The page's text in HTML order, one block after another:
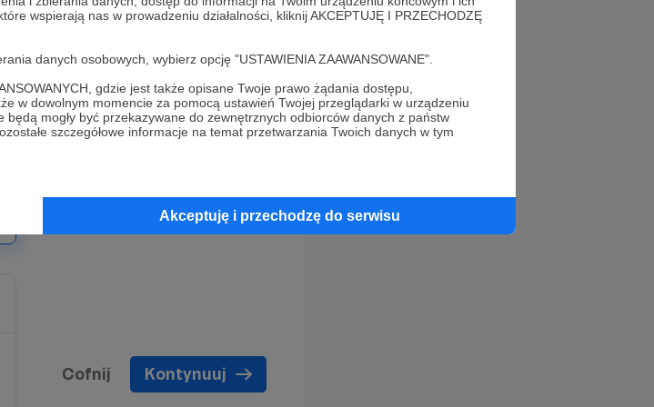
wspierają nas w prowadzeniu działalności, kliknij AKCEPTUJĘ I PRZECHODZĘ
danych osobowych, wybierz opcję "USTAWIENIA ZAAWANSOWANE".
gdzie jest także opisane Twoje prawo żądania dostępu,
w dowolnym momencie za pomocą ustawień Twojej przeglądarki w urządzeniu
mogły być przekazywane do zewnętrznych odbiorców danych z państw
szczegółowe informacje na temat przetwarzania Twoich danych w tym
Akceptuję i przechodzę do serwisu
Cofnij Kontynuuj